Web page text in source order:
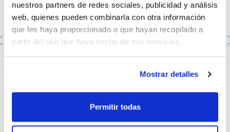
nuestros partners de redes sociales, publicidad y análisis
web, quienes pueden combinarla con otra información
que les haya proporcionado o que hayan recopilado a
partir del uso que haya hecho de sus servicios.
Mostrar detalles
Permitir todas
Ácido nítrico, 69%, Ultratrace®, para análisis de trazas
: x 1 l :: Plastic bottle
Ver stock
Mi precio